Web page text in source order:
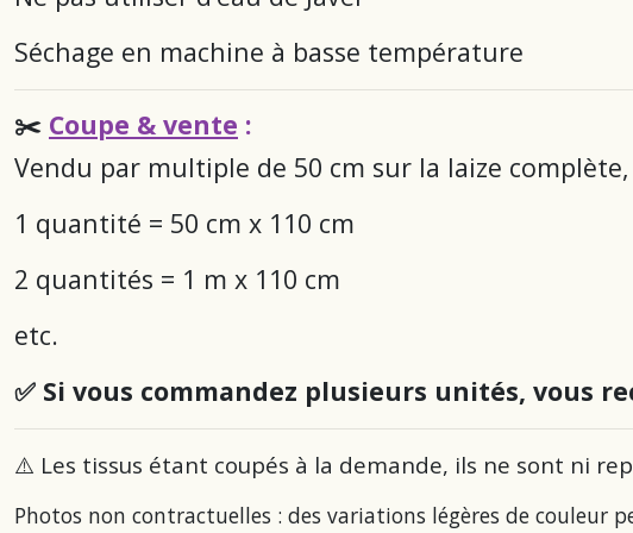
Séchage en machine à basse température
✂️ Coupe & vente :
Vendu par multiple de 50 cm sur la laize
1 quantité = 50 cm x 110 cm
2 quantités = 1 m x 110 cm
etc.
✅ Si vous commandez plusieurs unités, vous
⚠️ Les tissus étant coupés à la demande, ils ne sont ni
Photos non contractuelles : des variations légères de couleur